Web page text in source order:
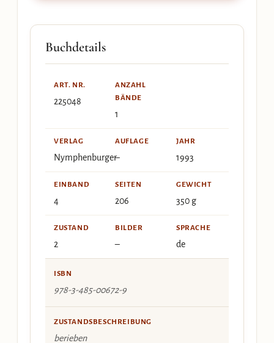
Buchdetails
ART. NR.
225048
ANZAHL
BÄNDE
1
VERLAG
Nymphenburger
AUFLAGE
–
JAHR
1993
EINBAND
4
SEITEN
206
GEWICHT
350 g
ZUSTAND
2
BILDER
–
SPRACHE
de
ISBN
978-3-485-00672-9
ZUSTANDSBESCHREIBUNG
berieben